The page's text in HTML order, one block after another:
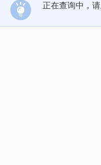
正在查询中，